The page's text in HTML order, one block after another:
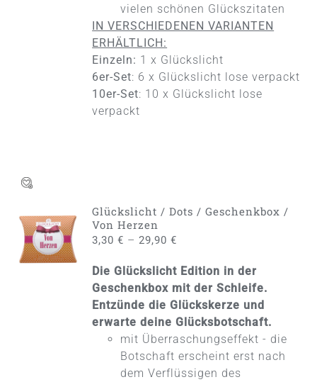
vielen schönen Glückszitaten
IN VERSCHIEDENEN VARIANTEN
ERHÄLTLICH:
Einzeln: 1 x Glückslicht
6er-Set: 6 x Glückslicht lose verpackt
10er-Set: 10 x Glückslicht lose
verpackt
AUSFÜHRUNG
WÄHLEN
DIESES
PRODUKT
MEHRERE
VARIANTEN
/
DETAILS
Glückslicht / Dots / Geschenkbox /
Von Herzen
3,30€ –29,90€
Die Glückslicht Edition in der
Geschenkbox mit der Schleife.
Entzünde die Glückskerze und
erwarte deine Glücksbotschaft.
mit Überraschungseffekt - die
Botschaft erscheint erst nach
dem Verflüssigen des